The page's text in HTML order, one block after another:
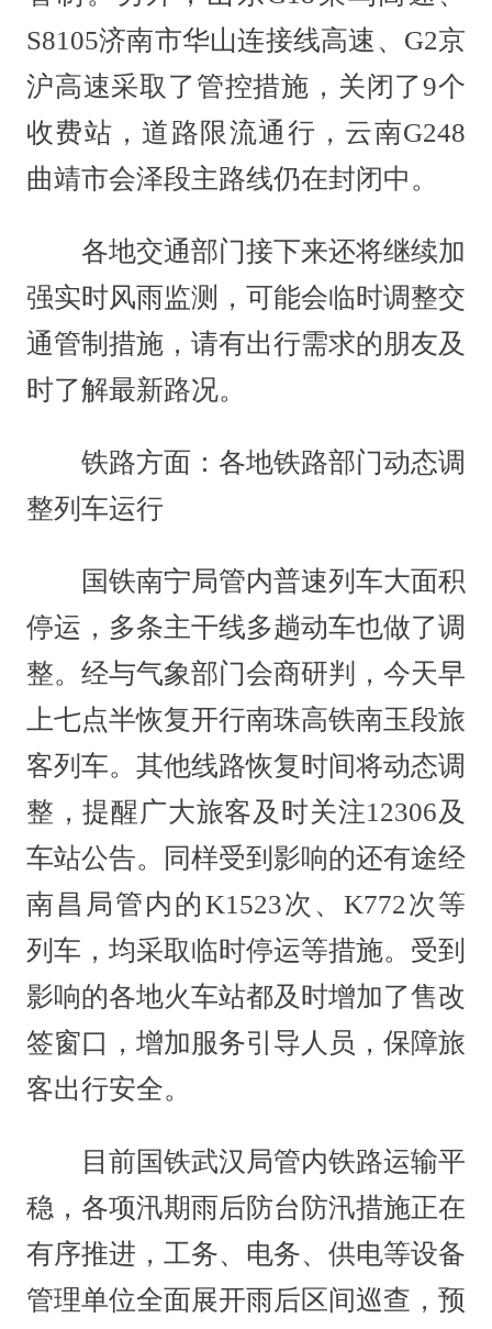
S8105济南市华山连接线高速、G2京
沪高速采取了管控措施，关闭了9个
收费站，道路限流通行，云南G248
曲靖市会泽段主路线仍在封闭中。
各地交通部门接下来还将继续加
强实时风雨监测，可能会临时调整交
通管制措施，请有出行需求的朋友及
时了解最新路况。
铁路方面：各地铁路部门动态调
整列车运行
国铁南宁局管内普速列车大面积
停运，多条主干线多趟动车也做了调
整。经与气象部门会商研判，今天早
上七点半恢复开行南珠高铁南玉段旅
客列车。其他线路恢复时间将动态调
整，提醒广大旅客及时关注12306及
车站公告。同样受到影响的还有途经
南昌局管内的K1523次、K772次等
列车，均采取临时停运等措施。受到
影响的各地火车站都及时增加了售改
签窗口，增加服务引导人员，保障旅
客出行安全。
目前国铁武汉局管内铁路运输平
稳，各项汛期雨后防台防汛措施正在
有序推进，工务、电务、供电等设备
管理单位全面展开雨后区间巡查，预